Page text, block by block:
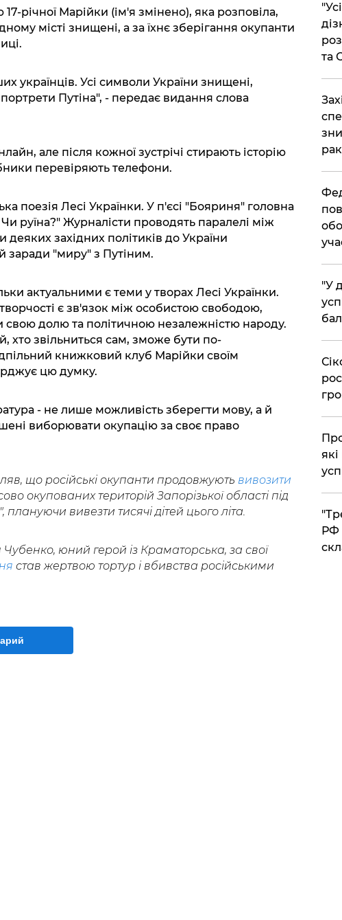
річної Марійки (ім'я змінено), яка розповіла,
місті знищені, а за їхнє зберігання окупанти
українців. Усі символи України знищені,
портрети Путіна", - передає видання слова
але після кожної зустрічі стирають історію
перевіряють телефони.
поезія Лесі Українки. У п'єсі "Бояриня" головна
Чи руїна?" Журналісти проводять паралелі між
західних політиків до України
заради "миру" з Путіним.
актуальними є теми у творах Лесі Українки.
є зв'язок між особистою свободою,
долю та політичною незалежністю народу.
хто звільниться сам, зможе бути по-
книжковий клуб Марійки своїм
цю думку.
- не лише можливість зберегти мову, а й
виборювати окупацію за своє право
що російські окупанти продовжують вивозити
окупованих територій Запорізької області під
вивезти тисячі дітей цього літа.
юний герой із Краматорська, за свої
став жертвою тортур і вбивства російськими
та
​"У
РФ